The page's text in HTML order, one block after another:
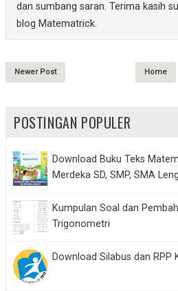
dan sumbang saran. Terima kasih
blog Matematrick.
Newer Post Home
POSTINGAN POPULER
Download Buku Teks
Merdeka SD, SMP, SMA
Kumpulan Soal dan
Trigonometri
Download Silabus dan RPP